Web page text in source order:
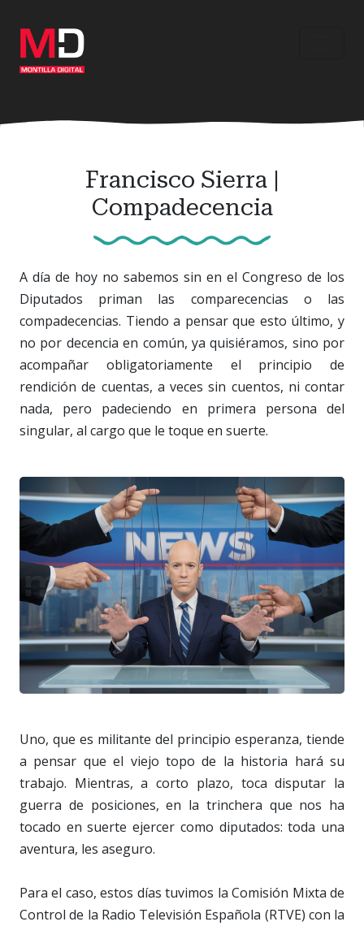
contenido
principal
Francisco Sierra |
Compadecencia
A día de hoy no sabemos sin en el Congreso de los
Diputados priman las comparecencias o las
compadecencias. Tiendo a pensar que esto último, y
no por decencia en común, ya quisiéramos, sino por
acompañar obligatoriamente el principio de
rendición de cuentas, a veces sin cuentos, ni contar
nada, pero padeciendo en primera persona del
singular, al cargo que le toque en suerte.
Uno, que es militante del principio esperanza, tiende
a pensar que el viejo topo de la historia hará su
trabajo. Mientras, a corto plazo, toca disputar la
guerra de posiciones, en la trinchera que nos ha
tocado en suerte ejercer como diputados: toda una
aventura, les aseguro.
Para el caso, estos días tuvimos la Comisión Mixta de
Control de la Radio Televisión Española (RTVE) con la